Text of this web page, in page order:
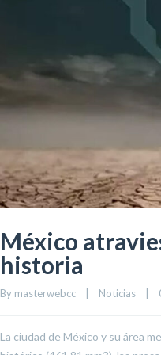
México
historia
By masterwebcc Noticias
La ciudad de México y su área